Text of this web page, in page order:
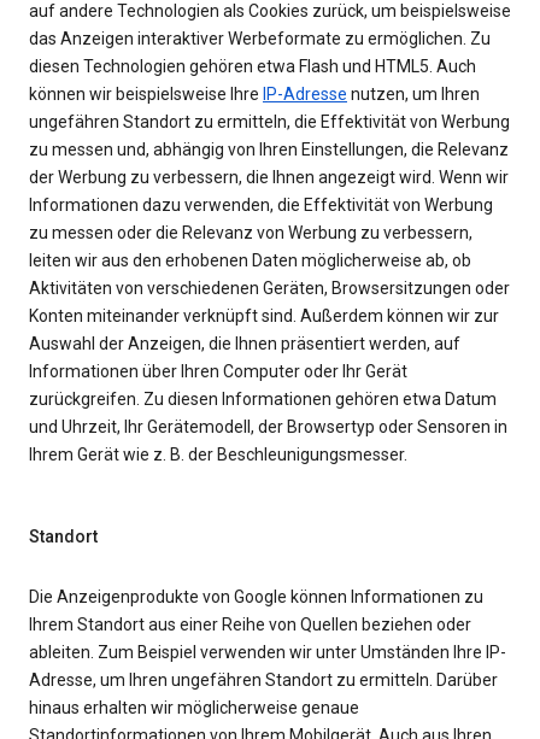
auf andere Technologien als Cookies zurück, um beispielsweise
das Anzeigen interaktiver Werbeformate zu ermöglichen. Zu
diesen Technologien gehören etwa Flash und HTML5. Auch
können wir beispielsweise Ihre IP-Adresse nutzen, um Ihren
ungefähren Standort zu ermitteln, die Effektivität von Werbung
zu messen und, abhängig von Ihren Einstellungen, die Relevanz
der Werbung zu verbessern, die Ihnen angezeigt wird. Wenn wir
Informationen dazu verwenden, die Effektivität von Werbung
zu messen oder die Relevanz von Werbung zu verbessern,
leiten wir aus den erhobenen Daten möglicherweise ab, ob
Aktivitäten von verschiedenen Geräten, Browsersitzungen oder
Konten miteinander verknüpft sind. Außerdem können wir zur
Auswahl der Anzeigen, die Ihnen präsentiert werden, auf
Informationen über Ihren Computer oder Ihr Gerät
zurückgreifen. Zu diesen Informationen gehören etwa Datum
und Uhrzeit, Ihr Gerätemodell, der Browsertyp oder Sensoren in
Ihrem Gerät wie z. B. der Beschleunigungsmesser.
Standort
Die Anzeigenprodukte von Google können Informationen zu
Ihrem Standort aus einer Reihe von Quellen beziehen oder
ableiten. Zum Beispiel verwenden wir unter Umständen Ihre IP-
Adresse, um Ihren ungefähren Standort zu ermitteln. Darüber
hinaus erhalten wir möglicherweise genaue